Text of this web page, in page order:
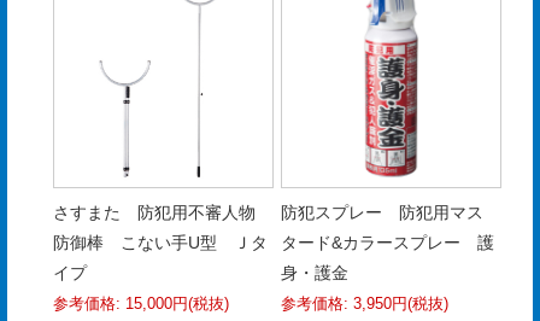
さすまた 防犯用不審人物
防御棒 こない手U型 Ｊタ
イプ
参考価格: 15,000円(税抜)
防犯スプレー 防犯用マス
タード&カラースプレー 護
身・護金
参考価格: 3,950円(税抜)